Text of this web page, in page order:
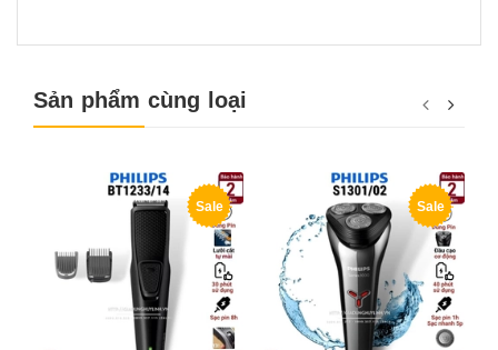
Sản phẩm cùng loại
Sale Sale